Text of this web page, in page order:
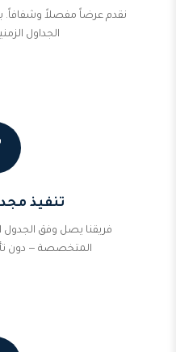
نقدم عرضاً مفصلاً وشفافاً.
الجداول
تنفيذ
فريقنا يصل وفق الجدول
المتخصصة — دون